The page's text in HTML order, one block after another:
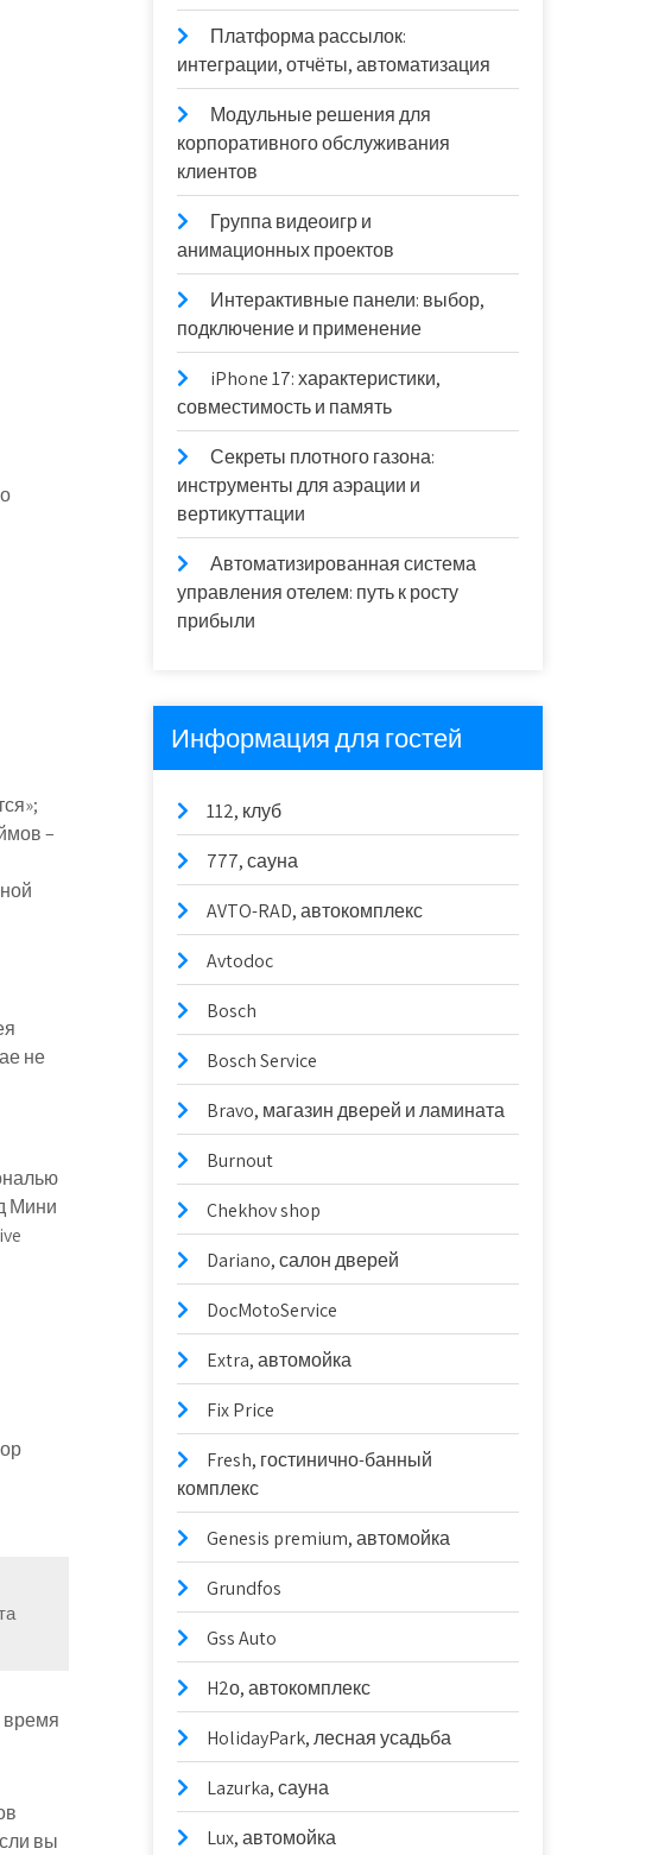
–
не
Мини
время
вы
Платформа рассылок:
интеграции, отчёты, автоматизация
Модульные решения для
корпоративного обслуживания
клиентов
Группа видеоигр и
анимационных проектов
Интерактивные панели: выбор,
подключение и применение
iPhone 17: характеристики,
совместимость и память
Секреты плотного газона:
инструменты для аэрации и
вертикуттации
Автоматизированная система
управления отелем: путь к росту
прибыли
Информация для гостей
112, клуб
777, сауна
AVTO-RAD, автокомплекс
Avtodoc
Bosch
Bosch Service
Bravo, магазин дверей и ламината
Burnout
Chekhov shop
Dariano, салон дверей
DocMotoService
Extra, автомойка
Fix Price
Fresh, гостинично-банный
комплекс
Genesis premium, автомойка
Grundfos
Gss Auto
H2о, автокомплекс
HolidayPark, лесная усадьба
Lazurka, сауна
Lux, автомойка